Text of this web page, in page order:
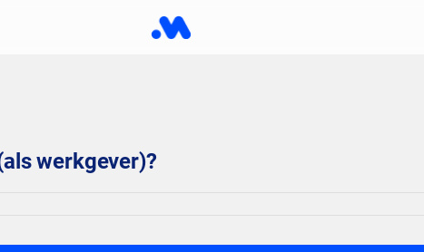
werkgever)?